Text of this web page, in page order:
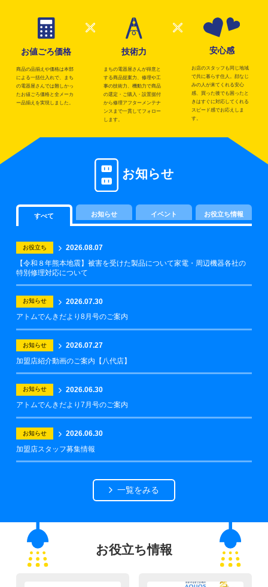
お値ごろ価格
商品の品揃えや価格は本部
による一括仕入れで、まち
の電器屋さんでは難しかっ
たお値ごろ価格と全メーカ
ー品揃えを実現しました。
技術力
まちの電器屋さんが得意と
する商品提案力、修理や工
事の技術力、機動力で商品
の選定・ご購入・設置据付
から修理アフターメンテナ
ンスまで一貫してフォロー
します。
安心感
お店のスタッフも同じ地域
で共に暮らす住人。顔なじ
みの人が来てくれる安心
感、買った後でも困ったと
きはすぐに対応してくれる
スピード感でお応えしま
す。
お知らせ
すべて お知らせ イベント お役立ち情報
お役立ち
2026.08.07
【令和８年熊本地震】被害を受けた製品について家電・周辺機器各社の
特別修理対応について
お知らせ
2026.07.30
アトムでんきだより8月号のご案内
お知らせ
2026.07.27
加盟店紹介動画のご案内【八代店】
お知らせ
2026.06.30
アトムでんきだより7月号のご案内
お知らせ
2026.06.30
加盟店スタッフ募集情報
一覧をみる
お役立ち情報